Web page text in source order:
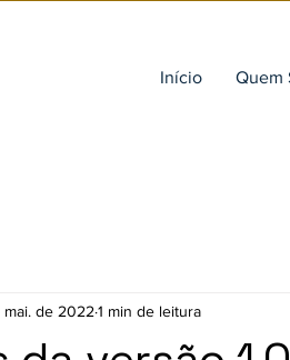
Início Quem
mai. de 2022 1 min de leitura